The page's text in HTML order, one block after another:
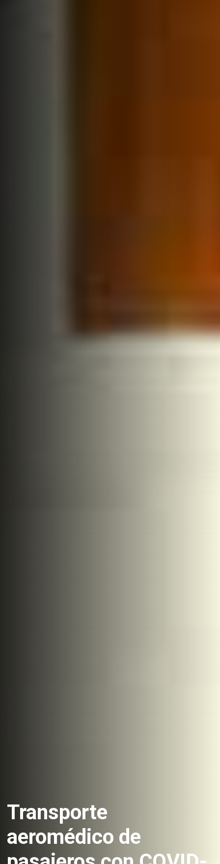
Transporte
aeromédico de